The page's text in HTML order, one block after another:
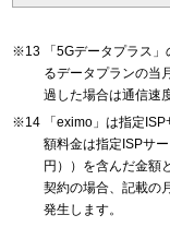
「5Gデータプラス
るデータプランの当
過した場合は通信速
「eximo」は指定
額料金は指定ISPサ
円））を含んだ金額
契約の場合、記載の
発生します。